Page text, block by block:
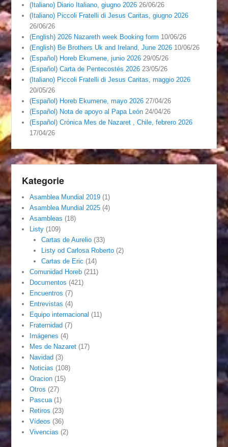
(Italiano) Diario Italiano, giugno 2026 26/06/26
(Italiano) Piccoli Fratelli di Jesus Caritas, giugno 2026
26/06/26
(English) 2026 Nazareth week Booking form 10/06/26
(English) Be Brothers Uk and Ireland, June 2026 10/06/26
(Español) Horeb Ekumene, junio 2026 29/05/26
(Español) Carta de Pentecostés 2026 23/05/26
(Italiano) Piccoli Fratelli di Jesus Caritas, maggio 2026
20/05/26
(Español) Horeb Ekumene, mayo 2026 27/04/26
(Español) Nota de apoyo al Papa León 24/04/26
(Español) Crónica Mes de Nazaret , Chile, febrero 2026
17/04/26
Kategorie
Asamblea Mundial 2019 (1)
Asamblea Mundial 2025 (4)
Asambleas (18)
Listy (109)
Cartas de Aurelio(33)
Listy od Carlosa Roberto(2)
Cartas de Eric (14)
Comunidad Horeb (211)
Documentos (421)
Encuentros (7)
Entrevistas (4)
Equipo internacional (11)
Fraternidad (7)
Imágenes (4)
Mes de Nazaret (17)
Navidad (3)
Noticias (108)
Oracion (15)
Otros (27)
Pascua (1)
Retiros (23)
Vídeos (36)
Vivencias (2)